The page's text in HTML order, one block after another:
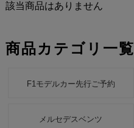
該当商品はありません
商品カテゴリ一覧
F1モデルカー先行ご予約
メルセデスベンツ